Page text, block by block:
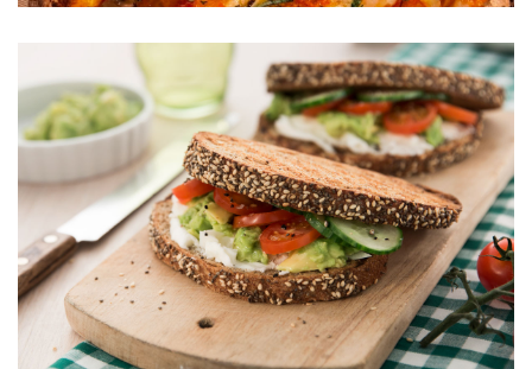
ΣΑΝΤΟΥΙΤΣ ΜΕ ΑΒΟΚΑΝΤΟ
Θρεπτικά σνακ Συνταγές